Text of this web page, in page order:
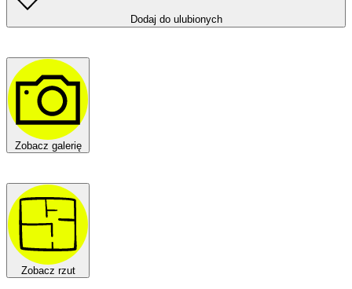
Dodaj do ulubionych
Zobacz galerię
Zobacz rzut